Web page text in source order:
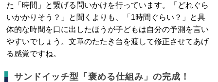
た「時間」と繋げる問いかけを行っています。「どれぐら
いかかりそう？」と聞くよりも、「1時間ぐらい？」と具
体的な時間を口に出したほうが子どもは自分の予測を言い
やすいでしょう。文章のたたき台を渡して修正させてあげ
る感覚ですね。
サンドイッチ型「褒める仕組み」の完成！